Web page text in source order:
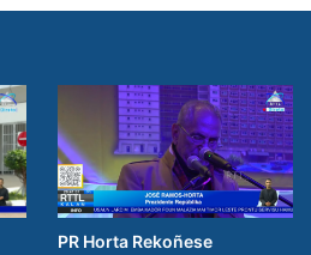
PR Horta Rekoñese